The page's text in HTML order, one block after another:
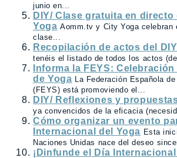
junio en...
DIY/ Clase gratuita en directo
Yoga Aomm.tv y City Yoga celebran
clase...
Recopilación de actos del
tenéis el listado de todos los actos (de
Informa la FEYS:
de Yoga
La Federación Española
(FEYS) está promoviendo el...
DIY/ Reflexiones y
ya convencidos de la eficacia
Cómo organizar un evento
Internacional del Yoga Esta
Naciones Unidas nace del deseo
¡Dinfunde el Día